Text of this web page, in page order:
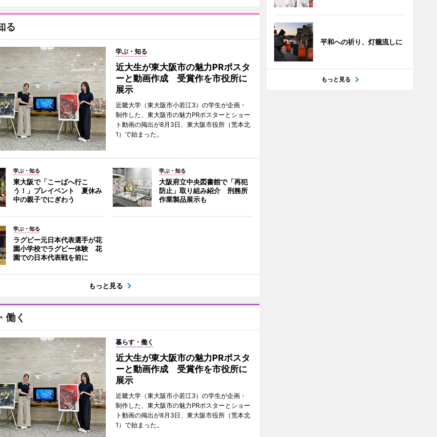
る
学ぶ・知る
近大生が東大阪市の魅力PRポスタ
ーと動画作成 受賞作を市役所に
展示
近畿大学（東大阪市小若江3）の学生が企画・
制作した、東大阪市の魅力PRポスターとショー
ト動画の掲出が8月3日、東大阪市役所（荒本北
1）で始まった。
学ぶ・知る
東大阪で「こーばへ行こ
う！」プレイベント 夏休み
中の親子でにぎわう
学ぶ・知る
大阪府立中央図書館で「再犯
防止」取り組み紹介 刑務所
作業製品展示も
学ぶ・知る
ラグビー元日本代表選手が花
園小学校でラグビー体験 花
園での日本代表戦を前に
もっと見る
働く
暮らす・働く
近大生が東大阪市の魅力PRポスタ
ーと動画作成 受賞作を市役所に
展示
近畿大学（東大阪市小若江3）の学生が企画・
制作した、東大阪市の魅力PRポスターとショー
ト動画の掲出が8月3日、東大阪市役所（荒本北
1）で始まった。
平和への祈り、灯籠流しに
もっと見る